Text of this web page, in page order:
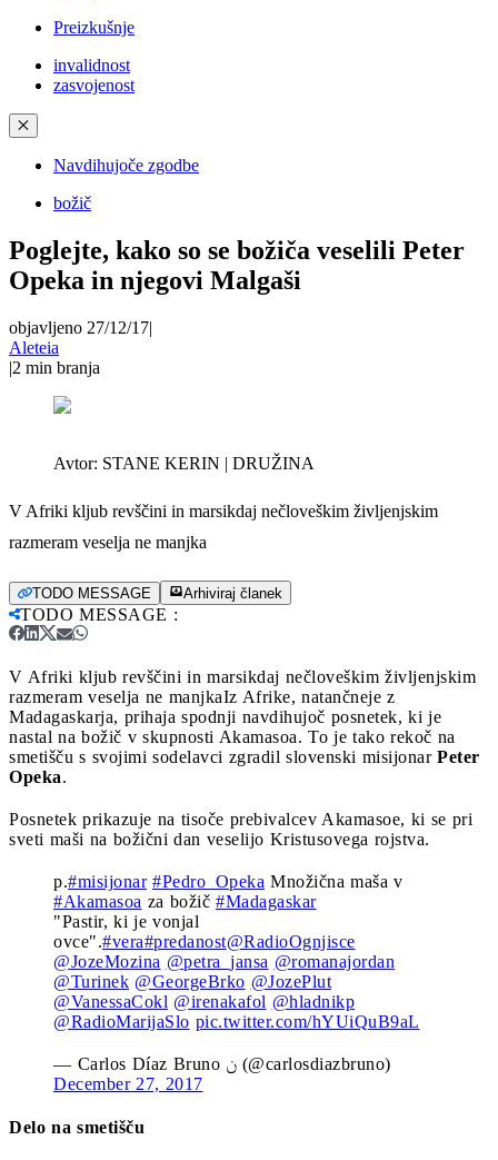
Preizkušnje
invalidnost
zasvojenost
✕
Navdihujoče zgodbe
božič
Poglejte, kako so se božiča veselili Peter
Opeka in njegovi Malgaši
objavljeno 27/12/17|
Aleteia
|2 min branja
Avtor: STANE KERIN | DRUŽINA
V Afriki kljub revščini in marsikdaj nečloveškim življenjskim
razmeram veselja ne manjka
TODO MESSAGE Arhiviraj članek
TODO MESSAGE :
V Afriki kljub revščini in marsikdaj nečloveškim življenjskim
razmeram veselja ne manjkaIz Afrike, natančneje z
Madagaskarja, prihaja spodnji navdihujoč posnetek, ki je
nastal na božič v skupnosti Akamasoa. To je tako rekoč na
smetišču s svojimi sodelavci zgradil slovenski misijonar Peter
Opeka.
Posnetek prikazuje na tisoče prebivalcev Akamasoe, ki se pri
sveti maši na božični dan veselijo Kristusovega rojstva.
p.#misijonar #Pedro_Opeka Množična maša v
#Akamasoa za božič #Madagaskar
"Pastir, ki je vonjal
ovce".#vera#predanost@RadioOgnjisce
@JozeMozina @petra_jansa @romanajordan
@Turinek @GeorgeBrko @JozePlut
@VanessaCokl @irenakafol @hladnikp
@RadioMarijaSlo pic.twitter.com/hYUiQuB9aL
— Carlos Díaz Bruno ن (@carlosdiazbruno)
December 27, 2017
Delo na smetišču